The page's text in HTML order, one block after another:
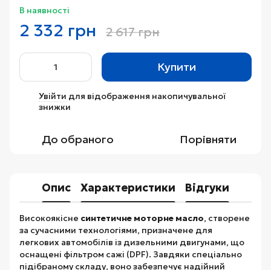
В наявності
2 332 грн 2 617 грн
Купити
Увійти для відображення накопичувальної
знижки
До обраного Порівняти
Опис Характеристики Відгуки
Високоякісне синтетичне моторне масло, створене
за сучасними технологіями, призначене для
легкових автомобілів із дизельними двигунами, що
оснащені фільтром сажі (DPF). Завдяки спеціально
підібраному складу, воно забезпечує надійний